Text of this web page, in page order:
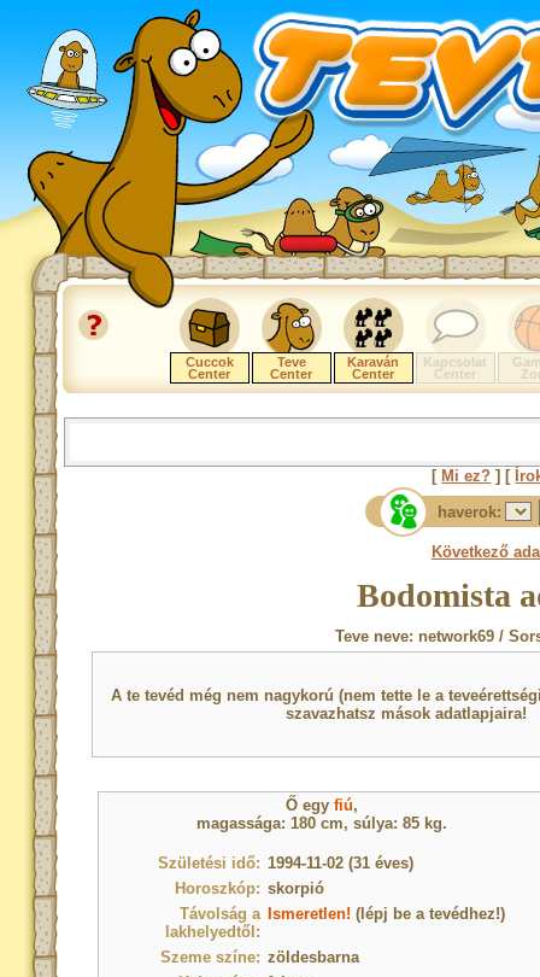
Cuccok
Center
Teve
Center
Karaván
Center
Kapcsolat
Center
[ Mi ez? ] [
haverok:
Következő
Bodomista
Teve neve: network69 /
A te tevéd még nem nagykorú (nem tette le a
szavazhatsz mások adatlapjaira!
Ő egyfiú,
magassága: 180 cm, súlya: 85 kg.
Születési idő: 1994-11-02 (31 éves)
Horoszkóp: skorpió
Távolság a
lakhelyedtől:
Ismeretlen! (lépj be a tevédhez!)
Szeme színe: zöldesbarna